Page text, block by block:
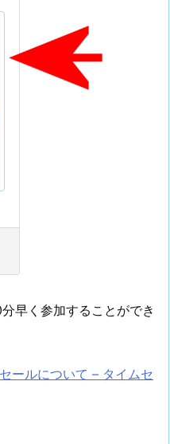
早く参加することができ
ールについて – タイムセ